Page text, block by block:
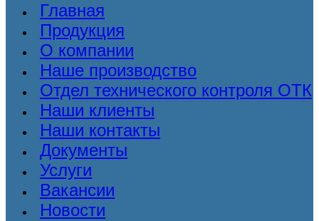
Главная
Продукция
О компании
Наше производство
Отдел технического контроля ОТК
Наши клиенты
Наши контакты
Документы
Услуги
Вакансии
Новости